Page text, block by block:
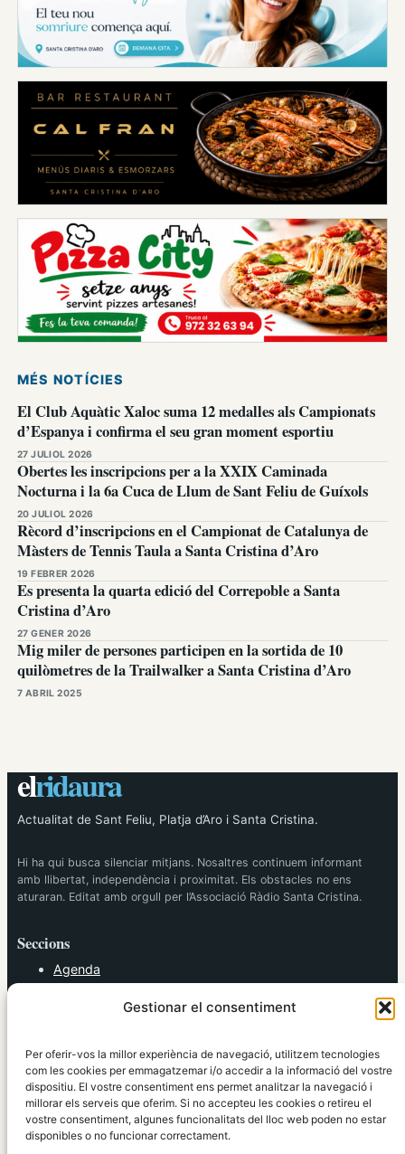
Gestionar el consentiment
Per oferir-vos la millor experiència de navegació, utilitzem tecnologies
com les cookies per emmagatzemar i/o accedir a la informació del vostre
dispositiu. El vostre consentiment ens permet analitzar la navegació i
millorar els serveis que oferim. Si no accepteu les cookies o retireu el
vostre consentiment, algunes funcionalitats del lloc web poden no estar
disponibles o no funcionar correctament.
MÉS NOTÍCIES
El Club Aquàtic Xaloc suma 12 medalles als Campionats
d’Espanya i confirma el seu gran moment esportiu
27 JULIOL 2026
Obertes les inscripcions per a la XXIX Caminada
Nocturna i la 6a Cuca de Llum de Sant Feliu de Guíxols
20 JULIOL 2026
Rècord d’inscripcions en el Campionat de Catalunya de
Màsters de Tennis Taula a Santa Cristina d’Aro
19 FEBRER 2026
Es presenta la quarta edició del Correpoble a Santa
Cristina d’Aro
27 GENER 2026
Mig miler de persones participen en la sortida de 10
quilòmetres de la Trailwalker a Santa Cristina d’Aro
7 ABRIL 2025
elridaura
Actualitat de Sant Feliu, Platja d’Aro i Santa Cristina.
Hi ha qui busca silenciar mitjans. Nosaltres continuem informant
amb llibertat, independència i proximitat. Els obstacles no ens
aturaran. Editat amb orgull per l’Associació Ràdio Santa Cristina.
Seccions
Agenda
Política
Societat
Tendències
elRidaura.com